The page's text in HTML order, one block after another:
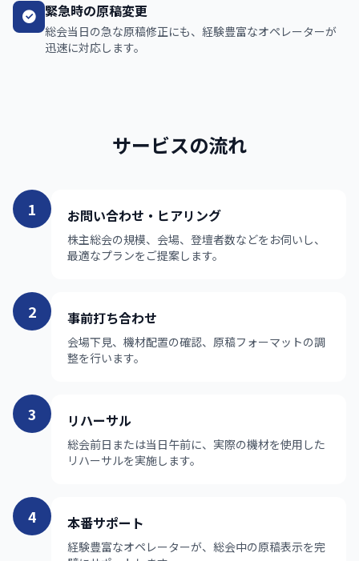
緊急時の原稿変更
総会当日の急な原稿修正にも、経験豊富なオペレーターが
迅速に対応します。
サービスの流れ
1 お問い合わせ・ヒアリング
株主総会の規模、会場、登壇者数などをお伺いし、
最適なプランをご提案します。
2 事前打ち合わせ
会場下見、機材配置の確認、原稿フォーマットの調
整を行います。
3 リハーサル
総会前日または当日午前に、実際の機材を使用した
リハーサルを実施します。
4 本番サポート
経験豊富なオペレーターが、総会中の原稿表示を完